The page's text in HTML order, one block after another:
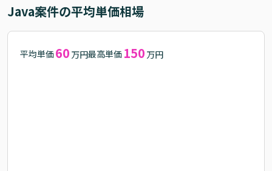
Java案件の平均単価相場
平均単価 60 万円最高単価 150 万円